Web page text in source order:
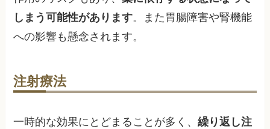
しまう可能性があります。また胃腸障害や腎機能
への影響も懸念されます。
注射療法
一時的な効果にとどまることが多く、繰り返し注